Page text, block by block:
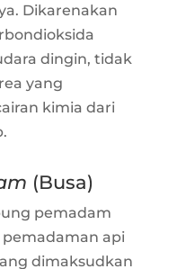
Dikarenakan
dingin, tidak
yang
kimia dari
(Busa)
pemadam
api
dimaksudkan